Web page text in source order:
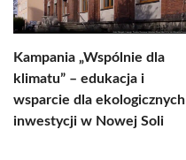
Kampania „Wspólnie dla
klimatu” – edukacja i
wsparcie dla ekologicznych
inwestycji w Nowej Soli